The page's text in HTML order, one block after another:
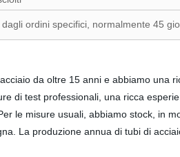
dagli ordini specifici, normalmente 45
da oltre 15 anni e abbiamo una
di test professionali, una ricca
le misure usuali, abbiamo stock, in
La produzione annua di tubi di